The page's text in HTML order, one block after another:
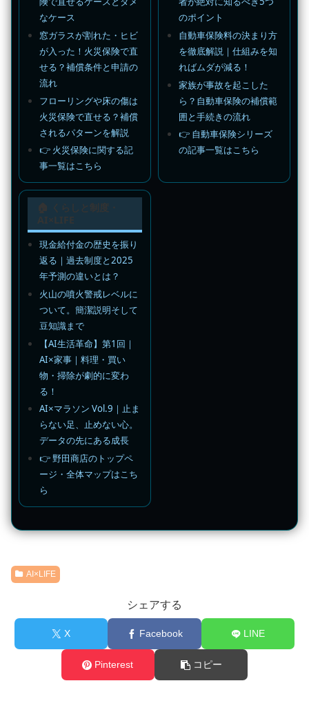
なケース
窓ガラスが割れた・ヒビ
が入った！火災保険で直
せる？補償条件と申請の
流れ
フローリングや床の傷は
火災保険で直せる？補償
されるパターンを解説
👉 火災保険に関する記
事一覧はこちら
のポイント
自動車保険料の決まり方
を徹底解説｜仕組みを知
ればムダが減る！
家族が事故を起こした
ら？自動車保険の補償範
囲と手続きの流れ
👉 自動車保険シリーズ
の記事一覧はこちら
🏠 くらしと制度・
AI×LIFE
現金給付金の歴史を振り
返る｜過去制度と2025
年予測の違いとは？
火山の噴火警戒レベルに
ついて。簡潔説明そして
豆知識まで
【AI生活革命】第1回｜
AI×家事｜料理・買い
物・掃除が劇的に変わ
る！
AI×マラソン Vol.9｜止ま
らない足、止めない心。
データの先にある成長
👉 野田商店のトップペ
ージ・全体マップはこち
ら
AI×LIFE
シェアする
X Facebook LINE
Pinterest コピー